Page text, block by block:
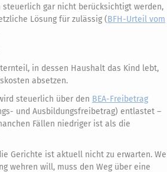
steuerlich gar nicht berücksichtigt werden,
Lösung für zulässig (BFH-Urteil vom
in dessen Haushalt das Kind lebt,
absetzen.
steuerlich über den BEA-Freibetrag
und Ausbildungsfreibetrag) entlastet –
Fällen niedriger ist als die
Gerichte ist aktuell nicht zu erwarten.
wehren will, muss den Weg über eine